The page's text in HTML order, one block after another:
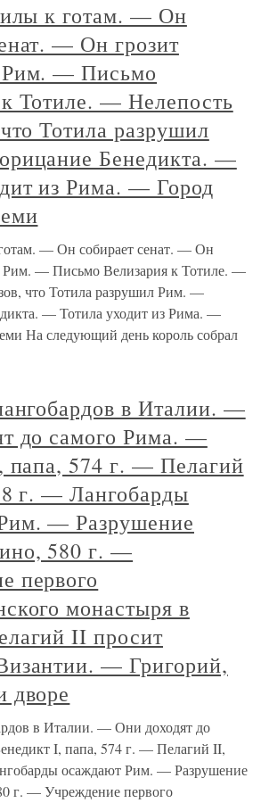
к готам. — Он
— Он грозит
Рим. — Письмо
Тотиле. — Нелепость
Тотила разрушил
Бенедикта. —
из Рима. — Город
— Он собирает сенат. — Он
Рим. — Письмо Велизария к Тотиле. —
что Тотила разрушил Рим. —
— Тотила уходит из Рима. —
На следующий день король собрал
в Италии. —
до самого Рима. —
папа, 574 г. — Пелагий
г. — Лангобарды
— Разрушение
580 г. —
первого
монастыря в
II просит
— Григорий,
дворе
в Италии. — Они доходят до
I, папа, 574 г. — Пелагий II,
осаждают Рим. — Разрушение
г. — Учреждение первого